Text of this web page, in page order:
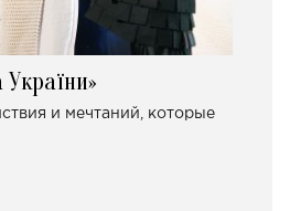
и мечтаний, которые